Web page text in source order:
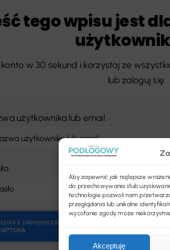
Aby zapewnić jak najlepsze
do przechowywania i/lub
technologie pozwoli nam
przeglądania lub unikalne
wycofanie zgody może
Akceptuję
tego wpisu jest
konto w 30 sekund i korzystaj ze
lub zaloguj się.
użytkownika lub email